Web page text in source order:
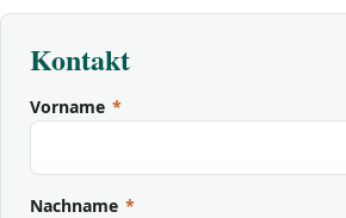
Kontakt
Vorname *
Nachname *